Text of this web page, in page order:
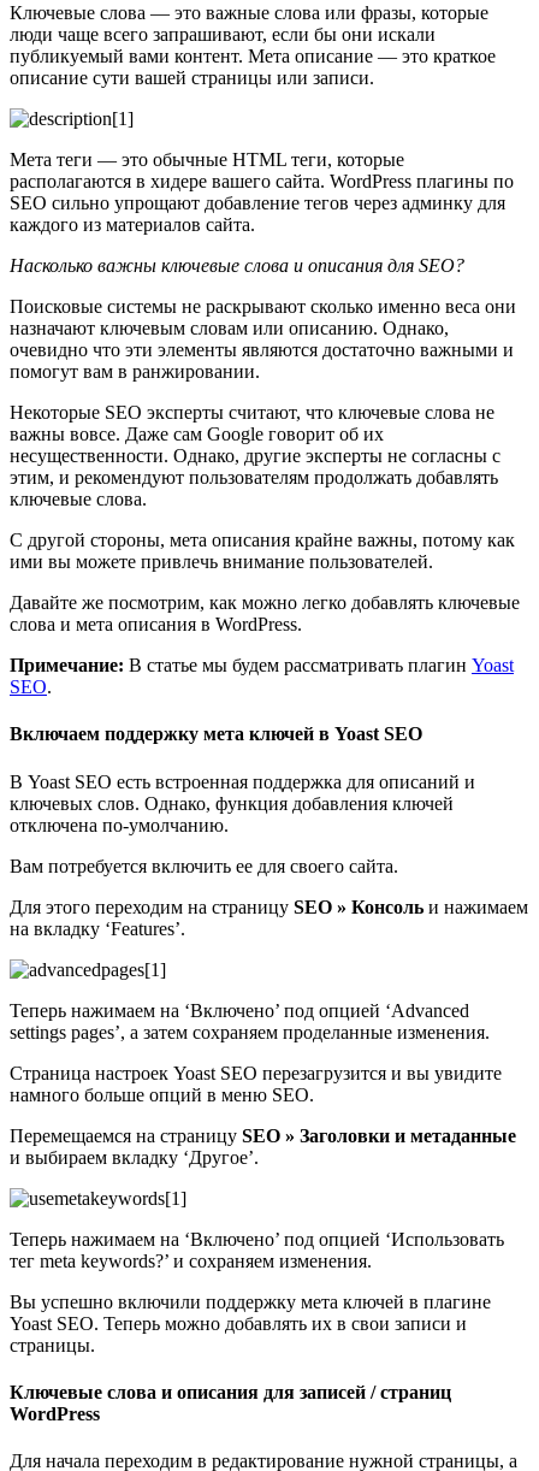
Ключевые слова — это важные слова или фразы, которые
люди чаще всего запрашивают, если бы они искали
публикуемый вами контент. Мета описание — это краткое
описание сути вашей страницы или записи.
Мета теги — это обычные HTML теги, которые
располагаются в хидере вашего сайта. WordPress плагины по
SEO сильно упрощают добавление тегов через админку для
каждого из материалов сайта.
Насколько важны ключевые слова и описания для SEO?
Поисковые системы не раскрывают сколько именно веса они
назначают ключевым словам или описанию. Однако,
очевидно что эти элементы являются достаточно важными и
помогут вам в ранжировании.
Некоторые SEO эксперты считают, что ключевые слова не
важны вовсе. Даже сам Google говорит об их
несущественности. Однако, другие эксперты не согласны с
этим, и рекомендуют пользователям продолжать добавлять
ключевые слова.
С другой стороны, мета описания крайне важны, потому как
ими вы можете привлечь внимание пользователей.
Давайте же посмотрим, как можно легко добавлять ключевые
слова и мета описания в WordPress.
Примечание: В статье мы будем рассматривать плагин Yoast
SEO.
Включаем поддержку мета ключей в Yoast SEO
В Yoast SEO есть встроенная поддержка для описаний и
ключевых слов. Однако, функция добавления ключей
отключена по-умолчанию.
Вам потребуется включить ее для своего сайта.
Для этого переходим на страницу SEO » Консоль и нажимаем
на вкладку ‘Features’.
Теперь нажимаем на ‘Включено’ под опцией ‘Advanced
settings pages’, а затем сохраняем проделанные изменения.
Страница настроек Yoast SEO перезагрузится и вы увидите
намного больше опций в меню SEO.
Перемещаемся на страницу SEO » Заголовки и метаданные
и выбираем вкладку ‘Другое’.
Теперь нажимаем на ‘Включено’ под опцией ‘Использовать
тег meta keywords?’ и сохраняем изменения.
Вы успешно включили поддержку мета ключей в плагине
Yoast SEO. Теперь можно добавлять их в свои записи и
страницы.
Ключевые слова и описания для записей / страниц
WordPress
Для начала переходим в редактирование нужной страницы, а